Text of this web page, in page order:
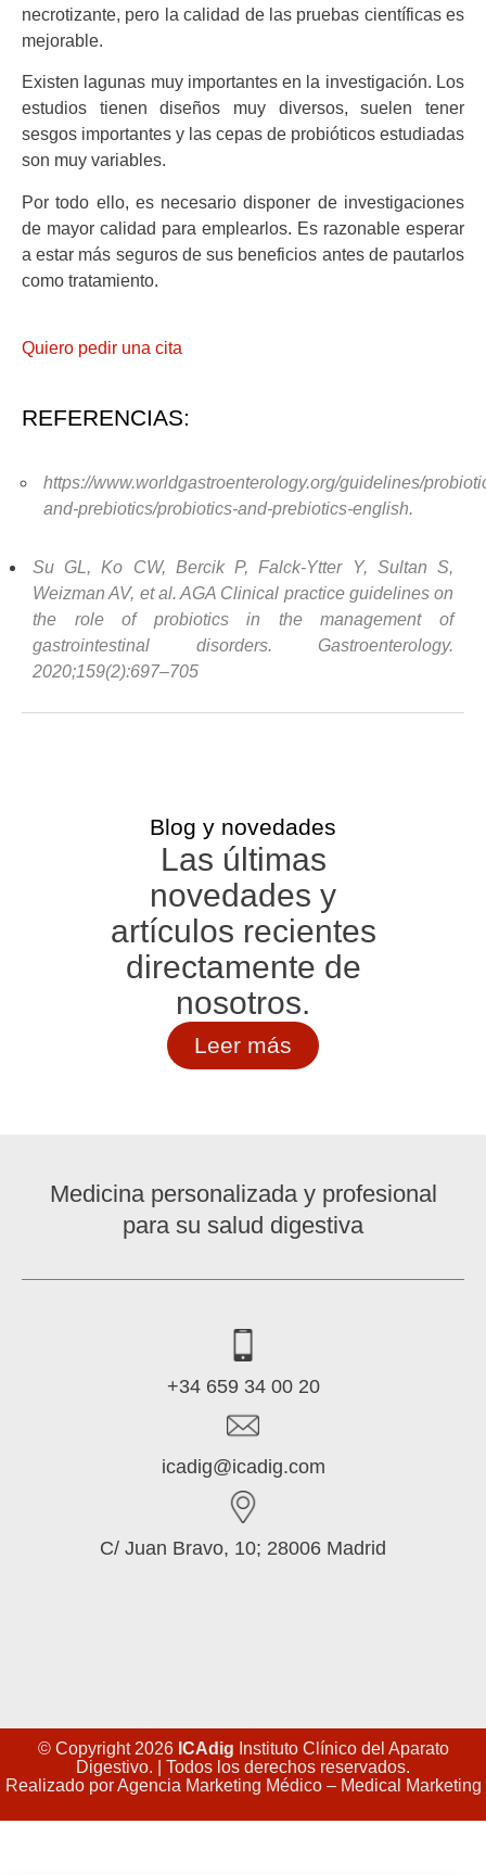
necrotizante, pero la calidad de las pruebas científicas es
mejorable.
Existen lagunas muy importantes en la investigación. Los
estudios tienen diseños muy diversos, suelen tener
sesgos importantes y las cepas de probióticos estudiadas
son muy variables.
Por todo ello, es necesario disponer de investigaciones
de mayor calidad para emplearlos. Es razonable esperar
a estar más seguros de sus beneficios antes de pautarlos
como tratamiento.
Quiero pedir una cita
REFERENCIAS:
https://www.worldgastroenterology.org/guidelines/
and-prebiotics/probiotics-and-prebiotics-english.
Su GL, Ko CW, Bercik P, Falck-Ytter Y, Sultan S,
Weizman AV, et al. AGA Clinical practice guidelines on
the role of probiotics in the management of
gastrointestinal disorders. Gastroenterology.
2020;159(2):697–705
Blog y novedades
Las últimas
novedades y
artículos recientes
directamente de
nosotros.
Leer más
Medicina personalizada y profesional
para su salud digestiva
+34 659 34 00 20
icadig@icadig.com
C/ Juan Bravo, 10; 28006 Madrid
© Copyright 2026 ICAdig Instituto Clínico del Aparato
Digestivo. | Todos los derechos reservados.
Realizado porAgencia Marketing Médico – Medical Marketing